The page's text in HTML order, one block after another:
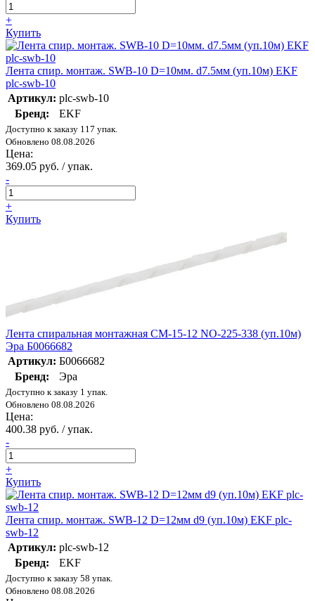
+
Купить
Лента спир. монтаж. SWB-10 D=10мм. d7.5мм (уп.10м) EKF
plc-swb-10
Артикул: plc-swb-10
Бренд:
EKF
Доступно к заказу 117 упак.
Обновлено 08.08.2026
Цена:
369.05 руб. / упак.
-
+
Купить
Лента спиральная монтажная СМ-15-12 NO-225-338 (уп.10м)
Эра Б0066682
Артикул: Б0066682
Бренд:
Эра
Доступно к заказу 1 упак.
Обновлено 08.08.2026
Цена:
400.38 руб. / упак.
-
+
Купить
Лента спир. монтаж. SWB-12 D=12мм d9 (уп.10м) EKF plc-
swb-12
Артикул: plc-swb-12
Бренд:
EKF
Доступно к заказу 58 упак.
Обновлено 08.08.2026